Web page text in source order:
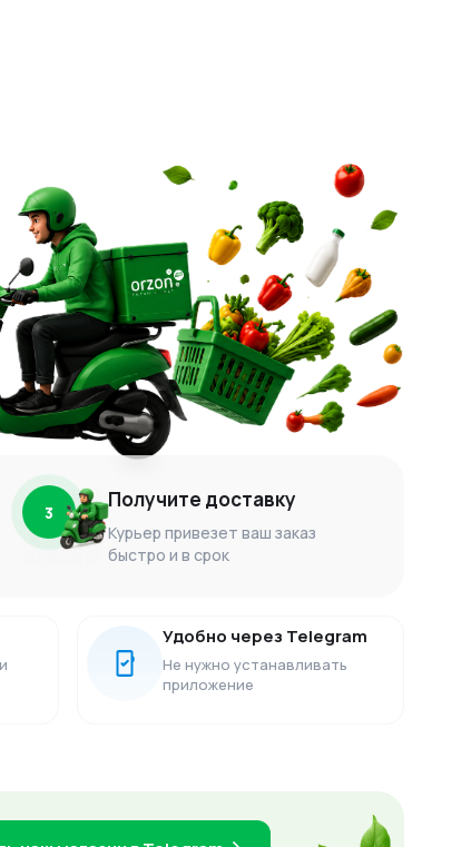
3 Получите доставку
Курьер привезет ваш заказ
быстро и в срок
Удобно через Telegram
Не нужно устанавливать
приложение